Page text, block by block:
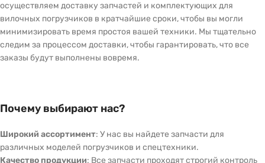
осуществляем доставку запчастей и комплектующих для
вилочных погрузчиков в кратчайшие сроки, чтобы вы могли
минимизировать время простоя вашей техники. Мы тщательно
следим за процессом доставки, чтобы гарантировать, что все
заказы будут выполнены вовремя.
Почему выбирают нас?
Широкий ассортимент: У нас вы найдете запчасти для
различных моделей погрузчиков и спецтехники.
Качество продукции: Все запчасти проходят строгий контроль